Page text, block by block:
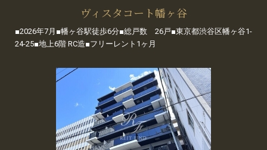
ヴィスタコート幡ヶ谷
■2026年7月■幡ヶ谷駅徒歩6分■総戸数 26戸■東京都渋谷区幡ヶ谷1-
24-25■地上6階 RC造■フリーレント1ヶ月